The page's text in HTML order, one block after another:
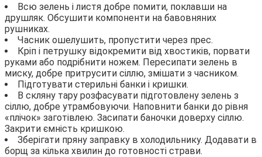
Всю зелень і листя добре помити, поклавши на
друшляк. Обсушити компоненти на бавовняних
рушниках.
Часник ошелушить, пропустити через прес.
Кріп і петрушку відокремити від хвостиків, порвати
руками або подрібнити ножем. Пересипати зелень в
миску, добре притрусити сіллю, змішати з часником.
Підготувати стерильні банки і кришки.
В скляну тару розфасувати підготовлену зелень з
сіллю, добре утрамбовуючи. Наповнити банки до рівня
«плічок» заготівлею. Засипати баночки доверху сіллю.
Закрити ємність кришкою.
Зберігати пряну заправку в холодильнику. Додавати в
борщ за кілька хвилин до готовності страви.